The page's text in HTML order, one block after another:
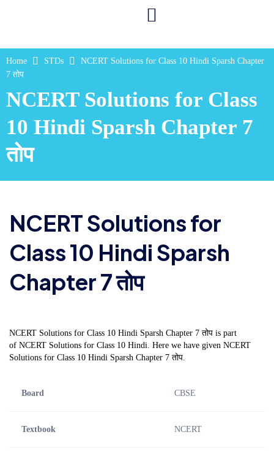
Home STDs
NCERT Solutions for Class 10 Hindi Sparsh Chapter
7 तोप
NCERT Solutions for Class
10 Hindi Sparsh Chapter 7
तोप
NCERT Solutions for
Class 10 Hindi Sparsh
Chapter 7 तोप
NCERT Solutions for Class 10 Hindi Sparsh Chapter 7 तोप is part
of NCERT Solutions for Class 10 Hindi. Here we have given NCERT
Solutions for Class 10 Hindi Sparsh Chapter 7 तोप.
Board CBSE
Textbook NCERT